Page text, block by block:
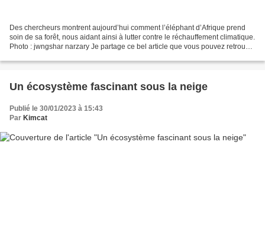
Des chercheurs montrent aujourd’hui comment l’éléphant d’Afrique prend
soin de sa forêt, nous aidant ainsi à lutter contre le réchauffement climatique.
Photo : jwngshar narzary Je partage ce bel article que vous pouvez retrouver
Un écosystème fascinant sous la neige
Publié le 30/01/2023 à 15:43
Par Kimcat